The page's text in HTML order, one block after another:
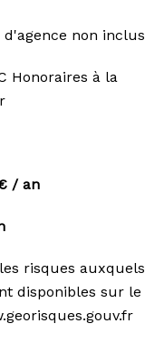
non inclus
Honoraires à la
/ an
risques auxquels
disponibles sur le